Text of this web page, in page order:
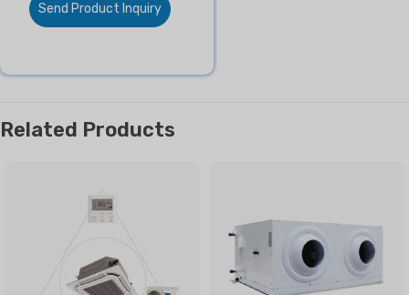
Send Product Inquiry
Related Products